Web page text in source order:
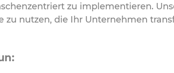
zu implementieren.
zu nutzen, die Ihr Unternehmen